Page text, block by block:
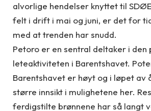
alvorlige hendelser knyttet til
felt i drift i mai og juni, er det for
med at trenden har snudd.
Petoro er en sentral deltaker i den
leteaktiviteten i Barentshavet.
Barentshavet er høyt og i løpet av
større innsikt i mulighetene her.
ferdigstilte brønnene har så langt